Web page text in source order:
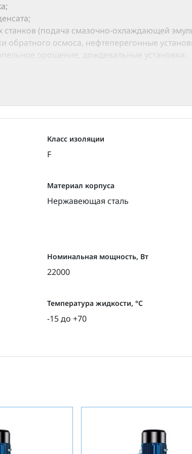
(подача смазочно-охлаждающей
обратного осмоса, нефтеперегонные
орошение, дождевальные установки.
Класс изоляции
F
Материал корпуса
Нержавеющая сталь
Номинальная мощность, Вт
22000
Температура жидкости, °С
-15 до +70